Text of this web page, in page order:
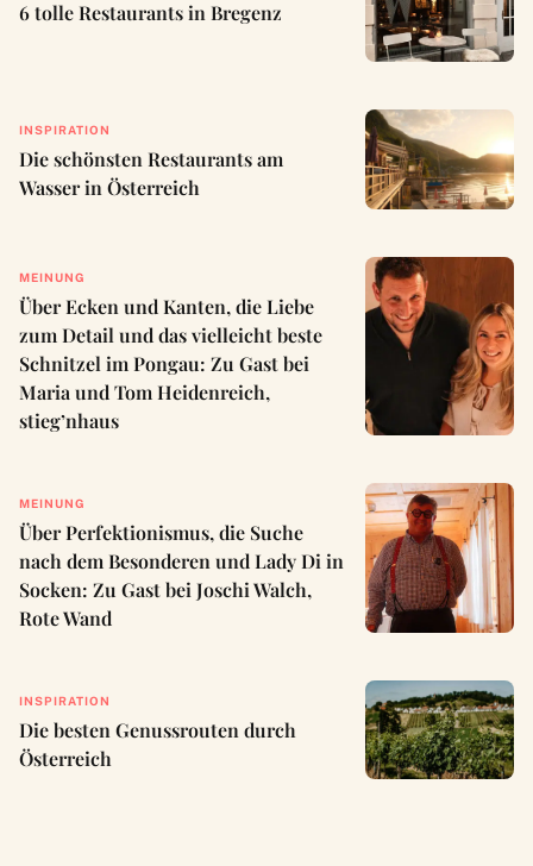
6 tolle Restaurants in Bregenz
INSPIRATION
Die schönsten Restaurants am
Wasser in Österreich
MEINUNG
Über Ecken und Kanten, die Liebe
zum Detail und das vielleicht beste
Schnitzel im Pongau: Zu Gast bei
Maria und Tom Heidenreich,
stieg’nhaus
MEINUNG
Über Perfektionismus, die Suche
nach dem Besonderen und Lady Di in
Socken: Zu Gast bei Joschi Walch,
Rote Wand
INSPIRATION
Die besten Genussrouten durch
Österreich